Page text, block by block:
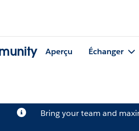
Aperçu Échanger
Bring your team and